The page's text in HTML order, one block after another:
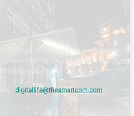
στόχο τη γνωριμία, εξοικείωση και
κοινού με τα επιτεύγματα της
τεχνολογίας.
: digitallife@thesmartcom.com